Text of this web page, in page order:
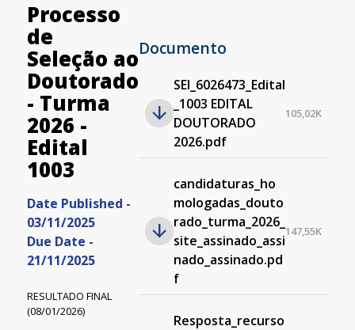
Processo
de
Seleção ao
Doutorado
- Turma
2026 -
Edital
1003
Date Published -
03/11/2025
Due Date -
21/11/2025
RESULTADO FINAL
(08/01/2026)
Documento
SEI_6026473_Edital
_1003 EDITAL
DOUTORADO
2026.pdf
105,02K
candidaturas_ho
mologadas_douto
rado_turma_2026_
site_assinado_assi
nado_assinado.pd
f
147,55K
Resposta_recurso